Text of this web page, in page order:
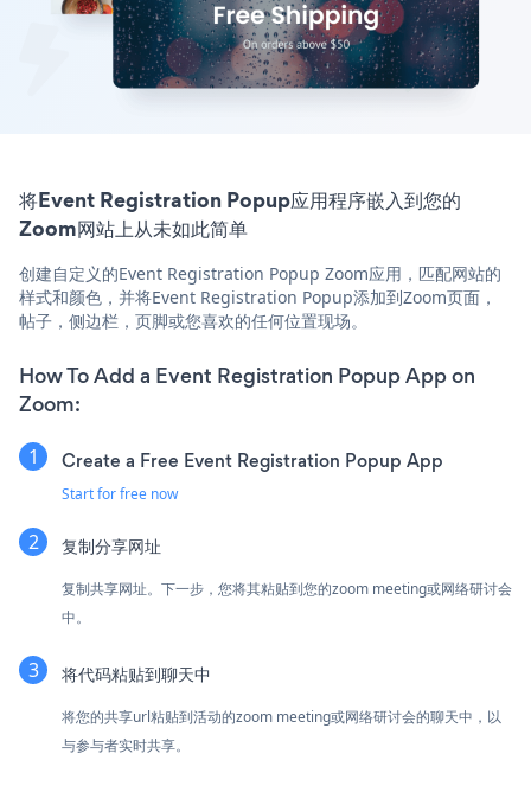
将Event Registration Popup应用程序嵌入到您的
Zoom网站上从未如此简单
创建自定义的Event Registration Popup Zoom应用，匹配网站的
样式和颜色，并将Event Registration Popup添加到Zoom页面，
帖子，侧边栏，页脚或您喜欢的任何位置现场。
How To Add a Event Registration Popup App on
Zoom:
Create a Free Event Registration Popup App
Start for free now
复制分享网址
复制共享网址。下一步，您将其粘贴到您的zoom meeting或网络研讨会
中。
将代码粘贴到聊天中
将您的共享url粘贴到活动的zoom meeting或网络研讨会的聊天中，以
与参与者实时共享。